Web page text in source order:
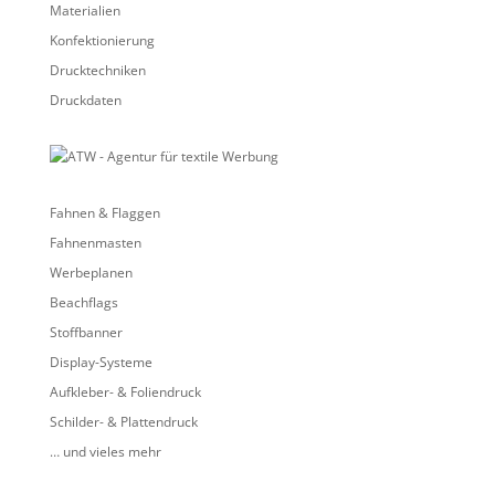
Materialien
Konfektionierung
Drucktechniken
Druckdaten
Fahnen & Flaggen
Fahnenmasten
Werbeplanen
Beachflags
Stoffbanner
Display-Systeme
Aufkleber- & Foliendruck
Schilder- & Plattendruck
… und vieles mehr